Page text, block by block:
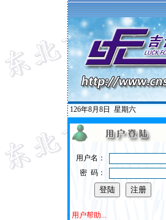
126年8月8日 星期六
用户名：
密 码：
用户帮助...